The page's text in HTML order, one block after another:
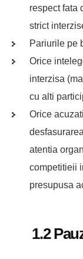
respect fata
strict
Pariurile pe
Orice
interzisa
cu alti
Orice
atentia
competitieii
presupusa
1.2